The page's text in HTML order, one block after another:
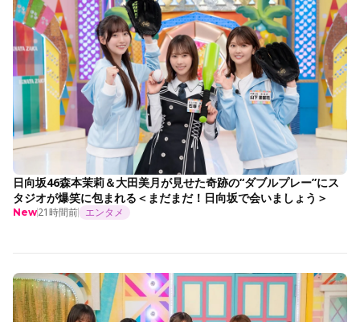
日向坂46森本茉莉＆大田美月が見せた奇跡の“ダブルプレー”にス
タジオが爆笑に包まれる＜まだまだ！日向坂で会いましょう＞
New21時間前 エンタメ